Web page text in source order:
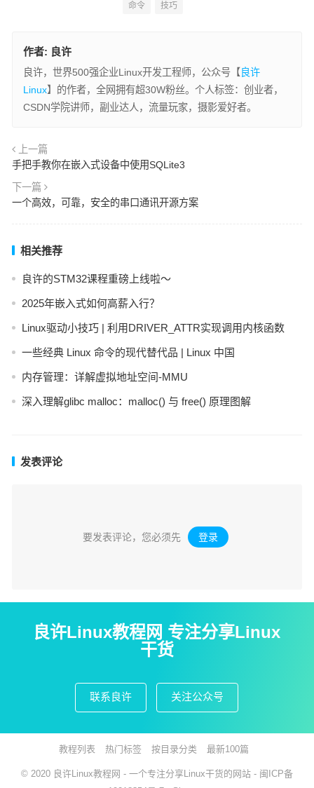
命令 技巧
作者: 良许
良许，世界500强企业Linux开发工程师，公众号【 良许
Linux】的作者，全网拥有超30W粉丝。个人标签：创业者，
CSDN学院讲师，副业达人，流量玩家，摄影爱好者。
上一篇
手把手教你在嵌入式设备中使用SQLite3
下一篇
一个高效，可靠，安全的串口通讯开源方案
相关推荐
良许的STM32课程重磅上线啦～
2025年嵌入式如何高薪入行？
Linux驱动小技巧 | 利用DRIVER_ATTR实现调用内核函数
一些经典 Linux 命令的现代替代品 | Linux 中国
内存管理：详解虚拟地址空间-MMU
深入理解glibc malloc：malloc() 与 free() 原理图解
发表评论
要发表评论，您必须先 登录 。
良许Linux教程网 专注分享Linux
干货
联系良许 关注公众号
教程列表 热门标签 按目录分类 最新100篇
© 2020 良许Linux教程网 - 一个专注分享Linux干货的网站 - 闽ICP备